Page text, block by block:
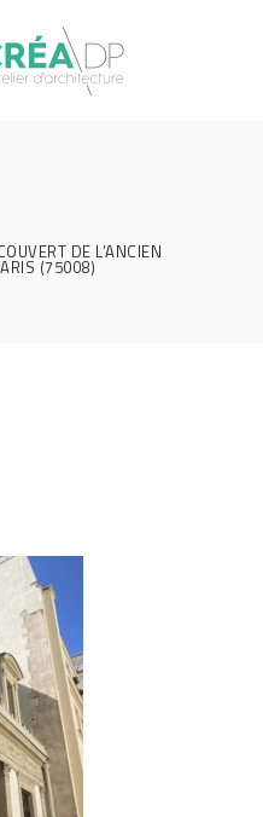
DE L’ANCIEN
(75008)